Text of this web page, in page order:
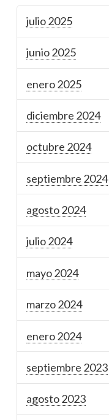
julio 2025
junio 2025
enero 2025
diciembre 2024
octubre 2024
septiembre 2024
agosto 2024
julio 2024
mayo 2024
marzo 2024
enero 2024
septiembre 2023
agosto 2023